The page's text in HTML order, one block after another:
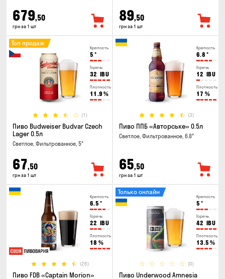
679,50
грн за 1 шт
89,50
грн за 1 шт
Крепость
5 °
Горечь
32 IBU
Плотность
11.9 %
(1)
Топ продаж
Пиво Budweiser Budvar Czech
Lager 0.5л
Светлое, Фильтрованное, 5°
67,50
грн за 1 шт
Крепость
6.8 °
Горечь
12 IBU
Плотность
17 %
(3)
Пиво ППБ «Авторське» 0.5л
Светлое, Фильтрованное, 6.8°
65,50
грн за 1 шт
Крепость
6.5 °
Горечь
22 IBU
Плотность
18 %
(26)
Пиво FDB «Captain Morion»
Крепость
5 °
Горечь
42 IBU
Плотность
13.5 %
(0)
Только онлайн
Пиво Underwood Amnesia